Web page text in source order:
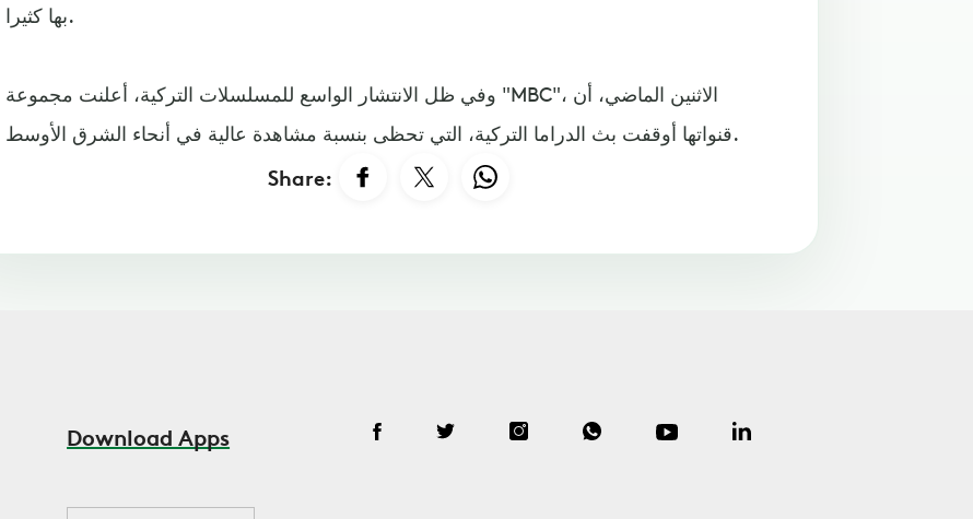
بها كثيرا.
وفي ظل الانتشار الواسع للمسلسلات التركية، أعلنت مجموعة "MBC"، الاثنين الماضي، أن
قنواتها أوقفت بث الدراما التركية، التي تحظى بنسبة مشاهدة عالية في أنحاء الشرق الأوسط.
Share:
Download Apps